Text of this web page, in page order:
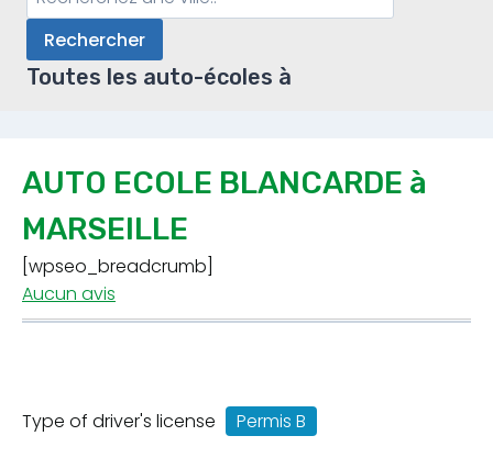
Rechercher
Toutes les auto-écoles à
AUTO ECOLE BLANCARDE à
MARSEILLE
[wpseo_breadcrumb]
Aucun avis
Type of driver's license
Permis B